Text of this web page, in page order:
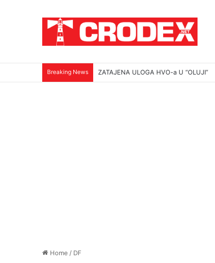
Breaking News ZATAJENA ULOGA HVO-a U “OLUJI”
Home / DF